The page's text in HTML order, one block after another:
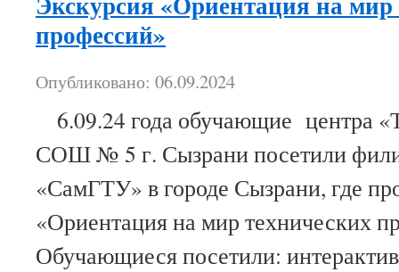
профессий»
Опубликовано: 06.09.2024
6.09.24 года обучающие центра
СОШ № 5 г. Сызрани посетили
«СамГТУ» в городе Сызрани, где
«Ориентация на мир технических
Обучающиеся посетили: